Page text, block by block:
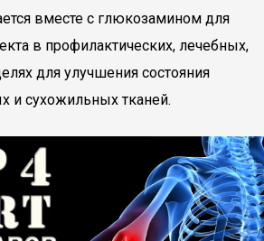
вместе с глюкозамином для
в профилактических, лечебных,
для улучшения состояния
и сухожильных тканей.